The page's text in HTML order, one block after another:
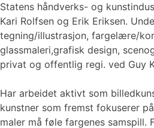
Statens håndverks- og
Kari Rolfsen og Erik Eriksen.
tegning/illustrasjon, fargelære/
glassmaleri,grafisk design,
privat og offentlig regi. ved Guy
Har arbeidet aktivt som
kunstner som fremst fokuserer
maler må føle fargenes samspill.